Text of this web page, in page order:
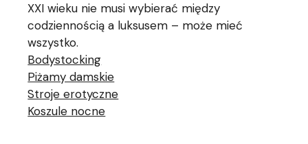
XXI wieku nie musi wybierać między
codziennością a luksusem – może mieć
wszystko.
Bodystocking
Piżamy damskie
Stroje erotyczne
Koszule nocne